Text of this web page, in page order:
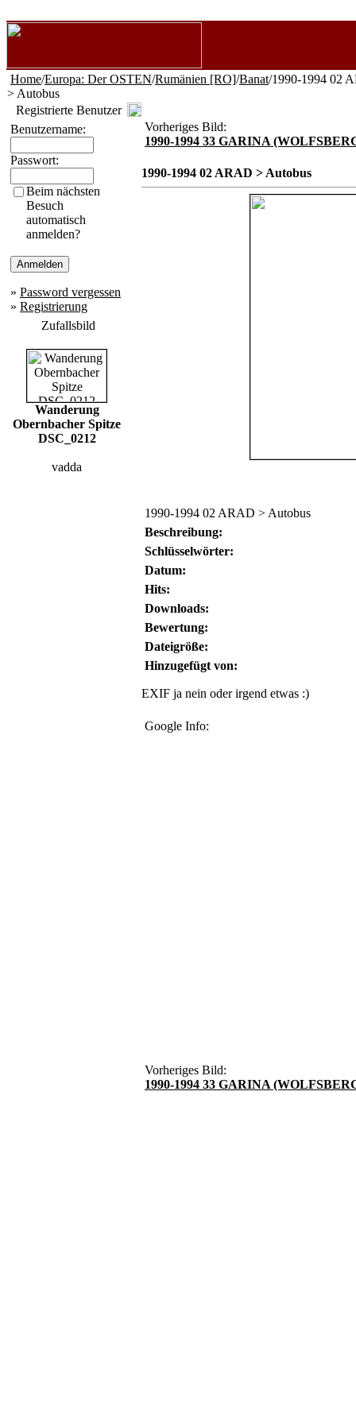
Home/Europa: Der OSTEN/Rumänien [RO]/Banat/1990-1994 02
> Autobus
Registrierte Benutzer
Benutzername:
Passwort:
Beim nächsten
Besuch
automatisch
anmelden?
» Password vergessen
» Registrierung
Zufallsbild
Wanderung
Obernbacher Spitze
DSC_0212
vadda
Vorheriges Bild:
1990-1994 33 GARINA
1990-1994 02 ARAD > Autobus
1990-1994 02 ARAD > Autobus
Beschreibung:
Schlüsselwörter:
Datum:
Hits:
Downloads:
Bewertung:
Dateigröße:
Hinzugefügt von:
EXIF ja nein oder irgend etwas :)
Google Info:
Vorheriges Bild:
1990-1994 33 GARINA